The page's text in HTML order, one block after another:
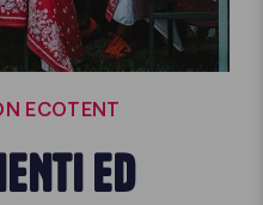
ECOTENT
ED